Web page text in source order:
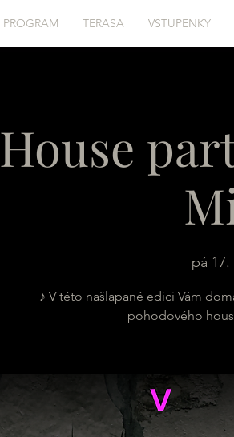
PROGRAM TERASA VSTUPENKY
House
pá 17.
♪ V této našlapané edici Vám
pohodového